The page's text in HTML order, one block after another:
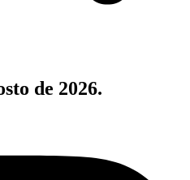
de 2026.